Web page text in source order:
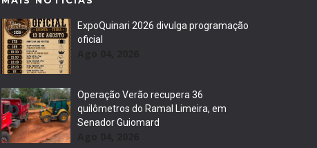
ExpoQuinari 2026 divulga programação
oficial
Operação Verão recupera 36
quilômetros do Ramal Limeira, em
Senador Guiomard